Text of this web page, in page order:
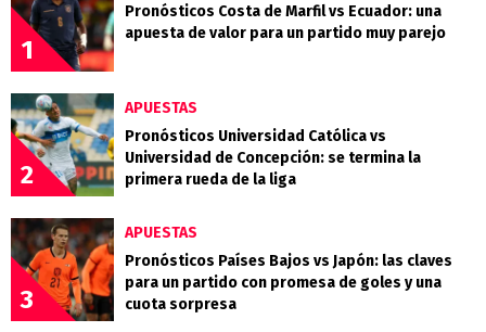
1
Pronósticos Costa de Marfil vs Ecuador: una
apuesta de valor para un partido muy parejo
2
APUESTAS
Pronósticos Universidad Católica vs
Universidad de Concepción: se termina la
primera rueda de la liga
3
APUESTAS
Pronósticos Países Bajos vs Japón: las claves
para un partido con promesa de goles y una
cuota sorpresa